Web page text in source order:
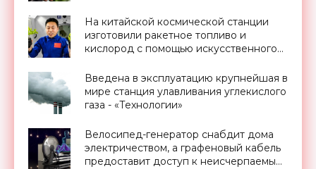
На китайской космической станции
изготовили ракетное топливо и
кислород с помощью искусственного
Введена в эксплуатацию крупнейшая в
мире станция улавливания углекислого
газа - «Технологии»
Велосипед-генератор снабдит дома
электричеством, а графеновый кабель
предоставит доступ к неисчерпаемым